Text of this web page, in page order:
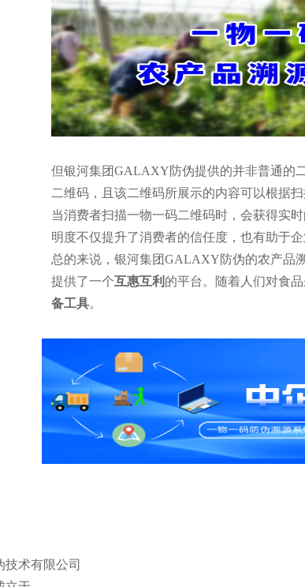
但银河集团GALAXY防伪提供的并非普通的二
二维码，且该二维码所展示的内容可以根据
当消费者扫描一物一码二维码时，会获得实时
明度不仅提升了消费者的信任度，也有助于企
总的来说，银河集团GALAXY防伪的农产品
提供了一个互惠互利 的平台。随着人们对食
备工具。
术有限公司